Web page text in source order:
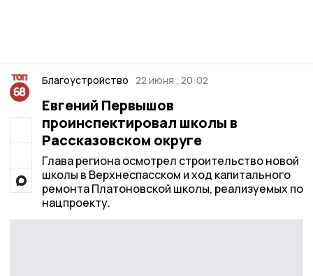
Благоустройство 22 июня , 20:02
Евгений Первышов
проинспектировал школы в
Рассказовском округе
Глава региона осмотрел строительство новой
школы в Верхнеспасском и ход капитального
ремонта Платоновской школы, реализуемых по
нацпроекту.